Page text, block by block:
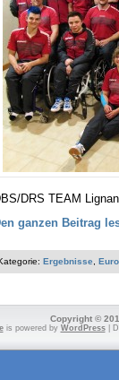
DRS TEAM
ganzen Beitrag
Ergebnisse
Copyright ©
is powered by WordPress|